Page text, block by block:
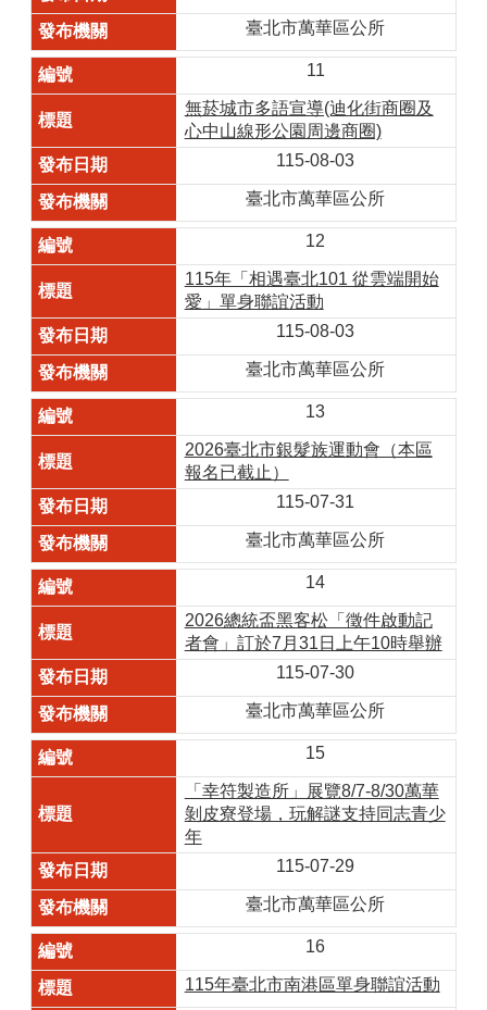
臺北市萬華區公所
11
無菸城市多語宣導(迪化街商圈及
心中山線形公園周邊商圈)
115-08-03
臺北市萬華區公所
12
115年「相遇臺北101 從雲端開始
愛」單身聯誼活動
115-08-03
臺北市萬華區公所
13
2026臺北市銀髮族運動會（本區
報名已截止）
115-07-31
臺北市萬華區公所
14
2026總統盃黑客松「徵件啟動記
者會」訂於7月31日上午10時舉辦
115-07-30
臺北市萬華區公所
15
「幸符製造所」展覽8/7-8/30萬華
剝皮寮登場，玩解謎支持同志青少
年
115-07-29
臺北市萬華區公所
16
115年臺北市南港區單身聯誼活動